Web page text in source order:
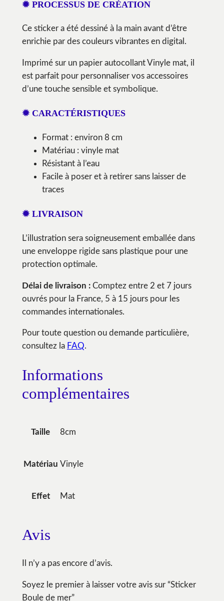
✹ PROCESSUS DE CRÉATION
Ce sticker a été dessiné à la main avant d’être
enrichie par des couleurs vibrantes en digital.
Imprimé sur un papier autocollant Vinyle mat, il
est parfait pour personnaliser vos accessoires
d’une touche sensible et symbolique.
✹ CARACTÉRISTIQUES
Format : environ 8 cm
Matériau : vinyle mat
Résistant à l’eau
Facile à poser et à retirer sans laisser de
traces
✹ LIVRAISON
L’illustration sera soigneusement emballée dans
une enveloppe rigide sans plastique pour une
protection optimale.
Délai de livraison :Comptez entre 2 et 7 jours
ouvrés pour la France, 5 à 15 jours pour les
commandes internationales.
Pour toute question ou demande particulière,
consultez la FAQ.
Informations
complémentaires
Taille 8cm
Matériau Vinyle
Effet Mat
Avis
Il n’y a pas encore d’avis.
Soyez le premier à laisser votre avis sur “Sticker
Boule de mer”